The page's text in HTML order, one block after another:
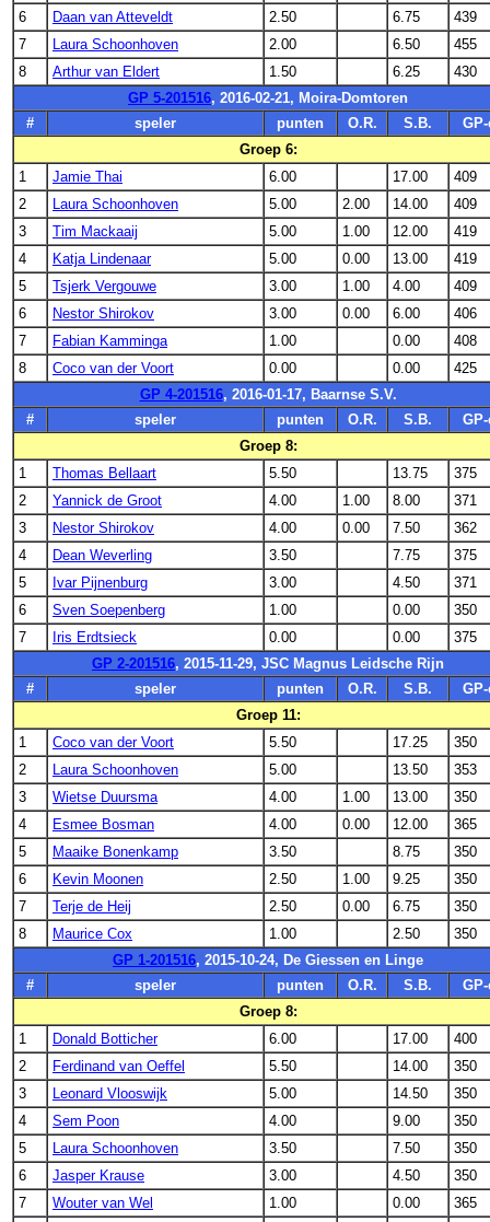
6
Daan van Atteveldt 2.50 6.75
439
7
Laura Schoonhoven 2.00 6.50
455
8
Arthur van Eldert 1.50 6.25
430
GP 5-201516, 2016-02-21, Moira-Domtoren
#
speler punten O.R. S.B.
Groep 6:
1
Jamie Thai 6.00 17.00
409
2
Laura Schoonhoven 5.00 2.00 14.00
409
3
Tim Mackaaij 5.00 1.00 12.00
419
4
Katja Lindenaar 5.00 0.00 13.00
419
5
Tsjerk Vergouwe 3.00 1.00 4.00
409
6
Nestor Shirokov 3.00 0.00 6.00
406
7
Fabian Kamminga 1.00 0.00
408
8
Coco van der Voort 0.00 0.00
425
GP 4-201516, 2016-01-17, Baarnse S.V.
#
speler punten O.R. S.B.
Groep 8:
1
Thomas Bellaart 5.50 13.75
375
2
Yannick de Groot 4.00 1.00 8.00
371
3
Nestor Shirokov 4.00 0.00 7.50
362
4
Dean Weverling 3.50 7.75
375
5
Ivar Pijnenburg 3.00 4.50
371
6
Sven Soepenberg 1.00 0.00
350
7
Iris Erdtsieck 0.00 0.00
375
GP 2-201516, 2015-11-29, JSC Magnus Leidsche Rijn
#
speler punten O.R. S.B.
Groep 11:
1
Coco van der Voort 5.50 17.25
350
2
Laura Schoonhoven 5.00 13.50
353
3
Wietse Duursma 4.00 1.00 13.00
350
4
Esmee Bosman 4.00 0.00 12.00
365
5
Maaike Bonenkamp 3.50 8.75
350
6
Kevin Moonen 2.50 1.00 9.25
350
7
Terje de Heij 2.50 0.00 6.75
350
8
Maurice Cox 1.00 2.50
350
GP 1-201516, 2015-10-24, De Giessen en Linge
#
speler punten O.R. S.B.
Groep 8:
1
Donald Botticher 6.00 17.00
400
2
Ferdinand van Oeffel 5.50 14.00
350
3
Leonard Vlooswijk 5.00 14.50
350
4
Sem Poon 4.00 9.00
350
5
Laura Schoonhoven 3.50 7.50
350
6
Jasper Krause 3.00 4.50
350
7
Wouter van Wel 1.00 0.00 365